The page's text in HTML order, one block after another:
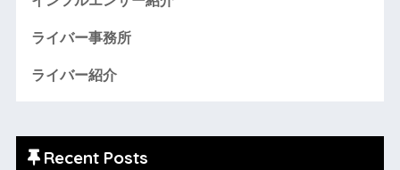
ライバー事務所
ライバー紹介
Recent Posts